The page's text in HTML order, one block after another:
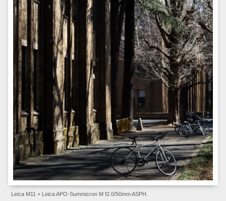
Leica M11 + Leica APO-Summicron M f2.0/50mm ASPH.